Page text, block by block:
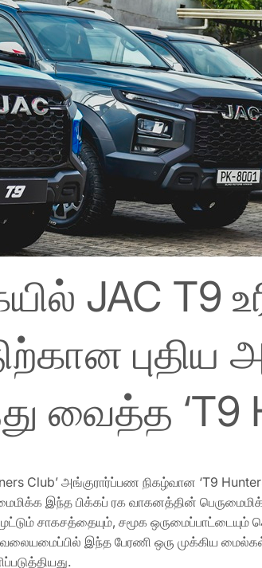
JAC T9
வைத்த ‘T9
Club’ அங்குரார்ப்பண நிகழ்வான ‘T9
இந்த பிக்கப் ரக வாகனத்தின்
சாகசத்தையும், சமூக
வலையமைப்பில் இந்த பேரணி ஒரு முக்கிய